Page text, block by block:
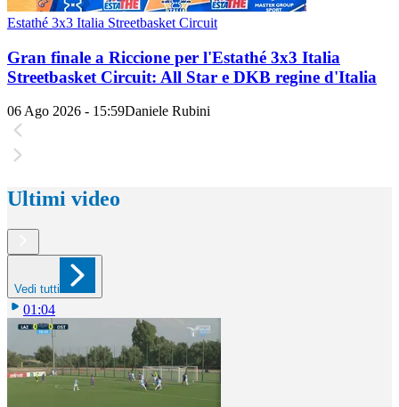
Estathé 3x3 Italia Streetbasket Circuit
Gran finale a Riccione per l'Estathé 3x3 Italia
Streetbasket Circuit: All Star e DKB regine d'Italia
06 Ago 2026 - 15:59Daniele Rubini
Ultimi video
Vedi tutti
01:04